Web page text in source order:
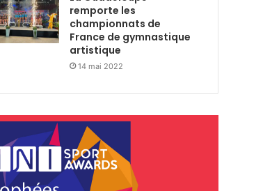
remporte les
championnats de
France de gymnastique
artistique
14 mai 2022